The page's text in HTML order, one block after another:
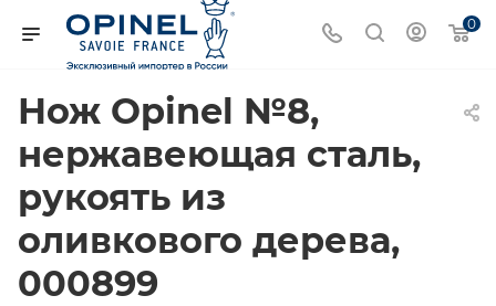
0
Нож Opinel №8,
нержавеющая сталь,
рукоять из
оливкового дерева,
000899